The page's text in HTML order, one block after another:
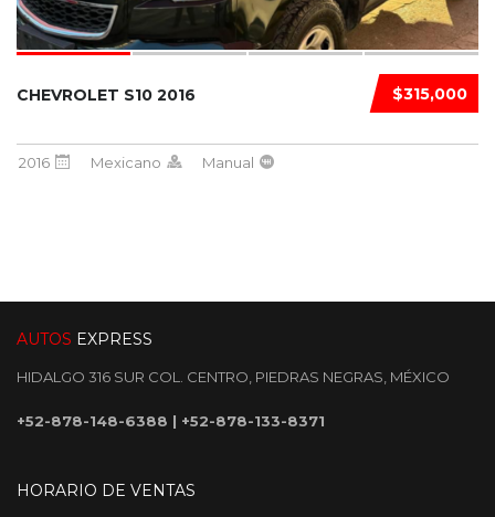
$315,000
CHEVROLET S10 2016
2016 Mexicano Manual
AUTOS EXPRESS
HIDALGO 316 SUR COL. CENTRO, PIEDRAS NEGRAS, MÉXICO
+52-878-148-6388 | +52-878-133-8371
HORARIO DE VENTAS